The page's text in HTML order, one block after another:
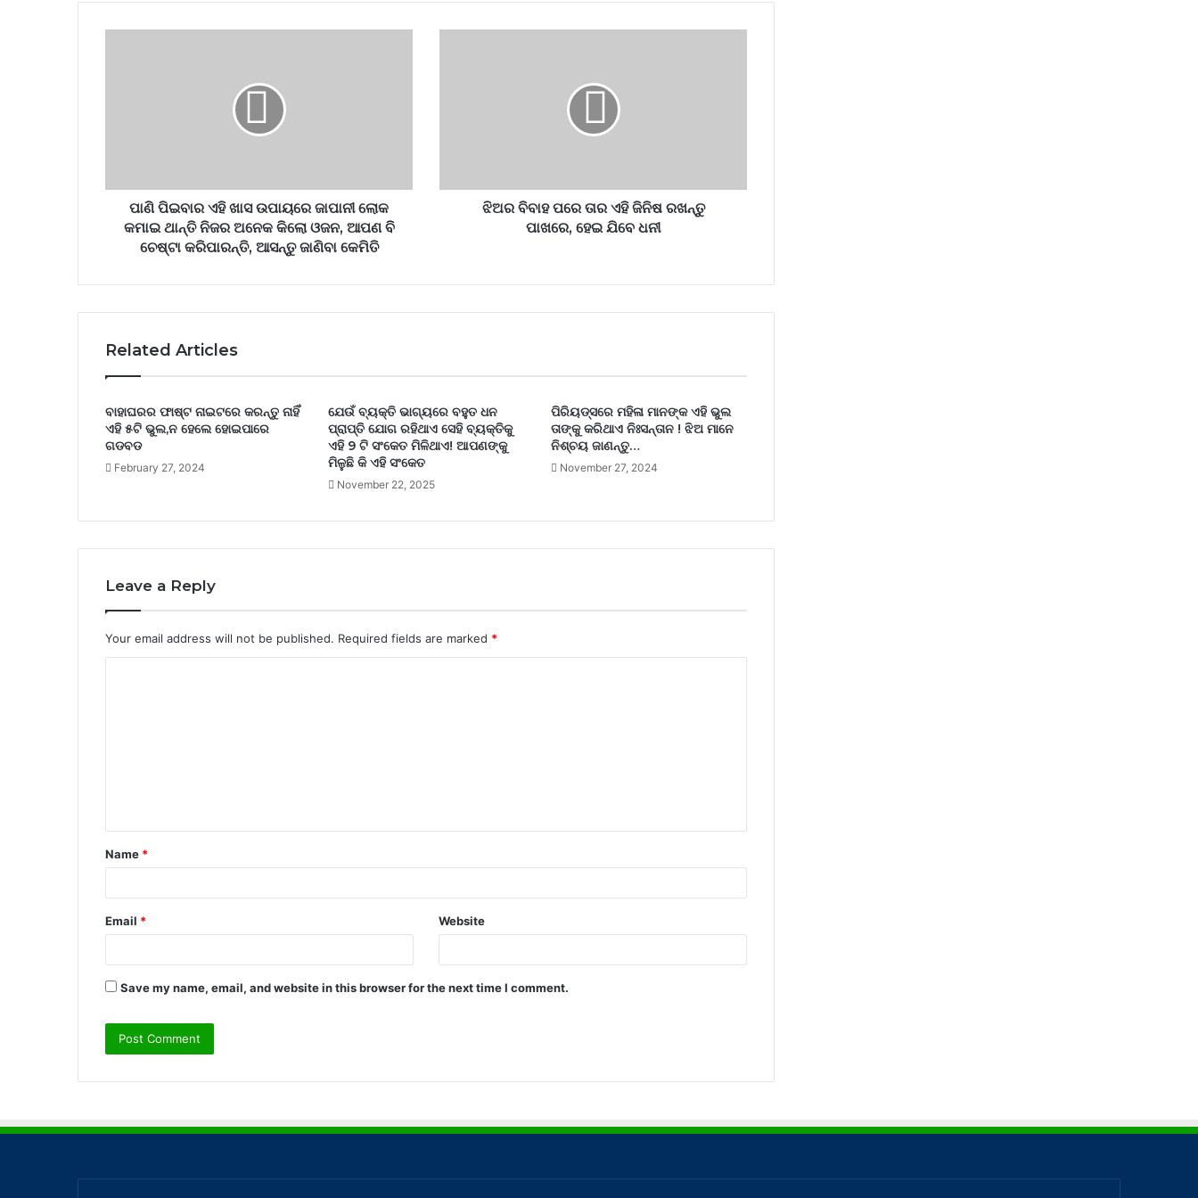
ପାଣି ପିଇବାର ଏହି ଖାସ ଉପାୟରେ ଜାପାନୀ ଲୋକ
କମାଇ ଥାନ୍ତି ନିଜର ଅନେକ କିଲୋ ଓଜନ, ଆପଣ ବି
ଚେଷ୍ଟା କରିପାରନ୍ତି, ଆସନ୍ତୁ ଜାଣିବା କେମିତି
ଝିଅର ବିବାହ ପରେ ତାର ଏହି ଜିନିଷ ରଖନ୍ତୁ
ପାଖରେ, ହେଇ ଯିବେ ଧନୀ
Related Articles
ବାହାଘରର ଫାଷ୍ଟ ନାଇଟରେ କରନ୍ତୁ ନାହିଁ
ଏହି ୫ଟି ଭୁଲ,ନ ହେଲେ ହୋଇପାରେ
ଗଡବଡ
February 27, 2024
ଯେଉଁ ବ୍ୟକ୍ତି ଭାଗ୍ୟରେ ବହୁତ ଧନ
ପ୍ରାପ୍ତି ଯୋଗ ରହିଥାଏ ସେହି ବ୍ୟକ୍ତିକୁ
ଏହି 9 ଟି ସଂକେତ ମିଳିଥାଏ! ଆପଣଙ୍କୁ
ମିଳୁଛି କି ଏହି ସଂକେତ
November 22, 2025
ପିରିୟଡ୍ସରେ ମହିଳା ମାନଙ୍କ ଏହି ଭୁଲ
ତାଙ୍କୁ କରିଥାଏ ନିଃସନ୍ତାନ ! ଝିଅ ମାନେ
ନିଶ୍ଚୟ ଜାଣନ୍ତୁ…
November 27, 2024
Leave a Reply
Your email address will not be published. Required fields are marked *
t
*
Name *
Email * Website
Save my name, email, and website in this browser for the next time I comment.